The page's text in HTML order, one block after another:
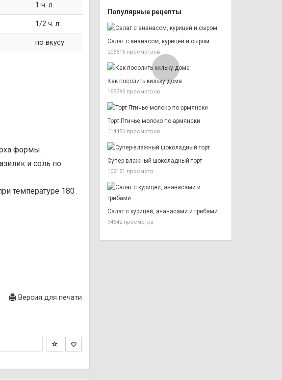
1 ч. л.
1/2 ч. л.
по вкусу
формы.
и соль по
температуре 180
Версия для печати
Популярные рецепты
Салат с ананасом, курицей и сыром
205616 просмотров
Как посолить кильку дома
155785 просмотров
Торт Птичье молоко по-армянски
114456 просмотров
Супер-влажный шоколадный торт
102131 просмотр
Салат с курицей, ананасами и грибами
94642 просмотра